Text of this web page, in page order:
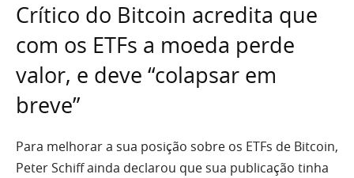
Crítico do Bitcoin acredita que
com os ETFs a moeda perde
valor, e deve “colapsar em
breve”
Para melhorar a sua posição sobre os ETFs de Bitcoin,
Peter Schiff ainda declarou que sua publicação tinha